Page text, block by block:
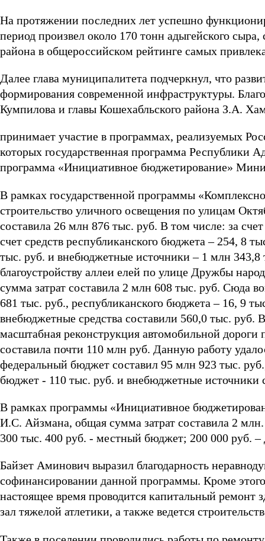
На протяжении последних лет успешно
период произвел около 170 тонн адыгейского
района в общероссийском рейтинге самых
Далее глава муниципалитета подчеркнул, что
формирования современной инфраструктуры.
Кумпилова и главы Кошехабльского района З.А.
принимает участие в программах, реализуемых
которых государственная программа Республики
программа «Инициативное бюджетирование»
В рамках государственной программы
строительство уличного освещения по улицам
составила 26 млн 876 тыс. руб. В том числе: за
счет средств республиканского бюджета – 254, 8
тыс. руб. и внебюджетные источники – 1 млн
благоустройству аллеи елей по улице Дружбы
сумма затрат составила 2 млн 608 тыс. руб. Сюда
681 тыс. руб., республиканского бюджета – 16, 9
внебюджетные средства составили 560,0 тыс. руб.
масштабная реконструкция автомобильной
составила почти 110 млн руб. Данную работу
федеральный бюджет составил 95 млн 923 тыс.
бюджет - 110 тыс. руб. и внебюджетные источники
В рамках программы «Инициативное
И.С. Айзмана, общая сумма затрат составила 2
300 тыс. 400 руб. - местный бюджет; 200 000 руб.
Байзет Аминович выразил благодарность
софинансировании данной программы. Кроме
настоящее время проводится капитальный
зал тяжелой атлетики, а также ведется